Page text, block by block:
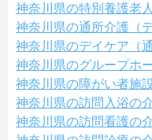
神奈川県の特別養護老
神奈川県の通所介護（
神奈川県のデイケア（
神奈川県のグループホ
神奈川県の障がい者施
神奈川県の訪問入浴の
神奈川県の訪問看護の